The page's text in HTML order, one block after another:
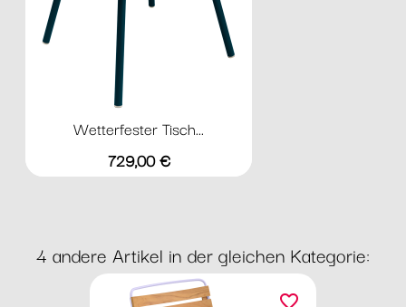
Wetterfester Tisch...
Preis
729,00 €
4 andere Artikel in der gleichen Kategorie:
favorite_border